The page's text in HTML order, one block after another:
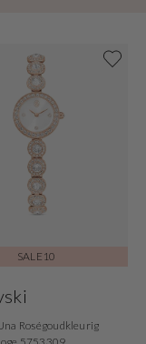
SALE10
Roségoudkleurig